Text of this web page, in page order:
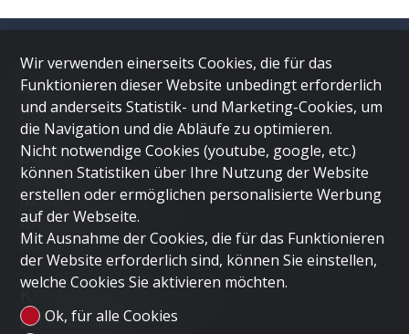
Menü
HOME
LUGANO
DUBAI
LONDON
IMMOBILIE VERKAUFEN
Unternehmen
KONTAKT
Kontaktieren Sie uns
LUGANO HOME SAGL
Wir verwenden einerseits Cookies, die für das
Funktionieren dieser Website unbedingt erforderlich
und anderseits Statistik- und Marketing-Cookies, um
die Navigation und die Abläufe zu optimieren.
Nicht notwendige Cookies (youtube, google, etc.)
können Statistiken über Ihre Nutzung der Website
erstellen oder ermöglichen personalisierte Werbung
auf der Webseite.
Mit Ausnahme der Cookies, die für das Funktionieren
der Website erforderlich sind, können Sie einstellen,
welche Cookies Sie aktivieren möchten.
Ok, für alle Cookies